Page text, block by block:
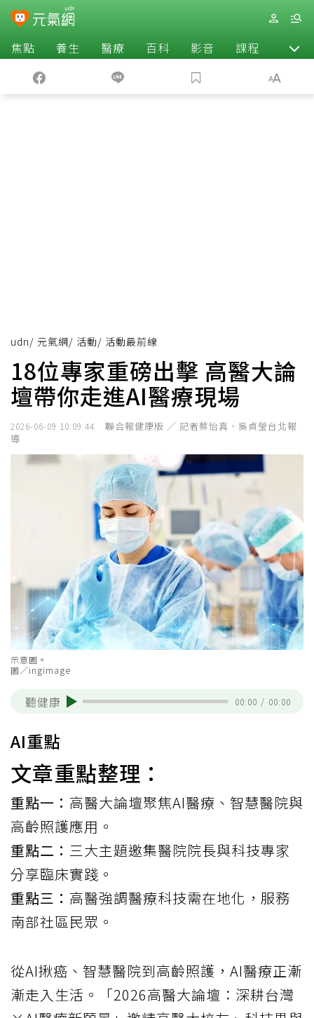
焦點 養生 醫療 百科 影音 課程 退休
udn/ 元氣網/ 活動/ 活動最前線
18位專家重磅出擊 高醫大論
壇帶你走進AI醫療現場
2026-06-09 10:09:44
聯合報健康版 ／ 記者蔡怡真、吳貞瑩台北報
導
示意圖。
圖／ingimage
聽健康 00:00 / 00:00
AI重點
文章重點整理：
重點一： 高醫大論壇聚焦AI醫療、智慧醫院與
高齡照護應用。
重點二： 三大主題邀集醫院院長與科技專家
分享臨床實踐。
重點三： 高醫強調醫療科技需在地化，服務
南部社區民眾。
從AI揪癌、智慧醫院到高齡照護，AI醫療正漸
漸走入生活。「2026高醫大論壇：深耕台灣